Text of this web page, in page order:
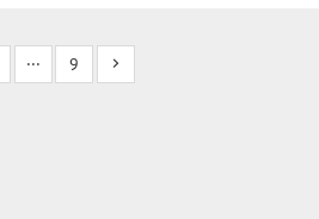
20일 생일로 올해 한국 나이로 22세
춤실력을 두루 갖추었지만 댄스보다
··· 9